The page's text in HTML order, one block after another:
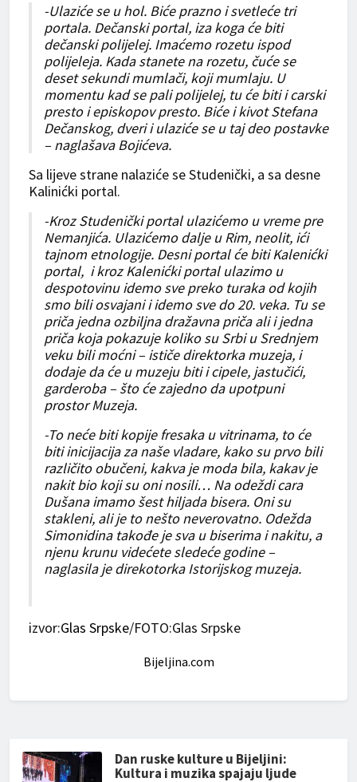
-Ulaziće se u hol. Biće prazno i svetleće tri
portala. Dečanski portal, iza koga će biti
dečanski polijelej. Imaćemo rozetu ispod
polijeleja. Kada stanete na rozetu, čuće se
deset sekundi mumlači, koji mumlaju. U
momentu kad se pali polijelej, tu će biti i carski
presto i episkopov presto. Biće i kivot Stefana
Dečanskog, dveri i ulaziće se u taj deo postavke
– naglašava Bojićeva.
Sa lijeve strane nalaziće se Studenički, a sa desne
Kalinićki portal.
-Kroz Studenički portal ulazićemo u vreme pre
Nemanjića. Ulazićemo dalje u Rim, neolit, ići
tajnom etnologije. Desni portal će biti Kalenićki
portal, i kroz Kalenićki portal ulazimo u
despotovinu idemo sve preko turaka od kojih
smo bili osvajani i idemo sve do 20. veka. Tu se
priča jedna ozbiljna dražavna priča ali i jedna
priča koja pokazuje koliko su Srbi u Srednjem
veku bili moćni – ističe direktorka muzeja, i
dodaje da će u muzeju biti i cipele, jastučići,
garderoba – što će zajedno da upotpuni
prostor Muzeja.
-To neće biti kopije fresaka u vitrinama, to će
biti inicijacija za naše vladare, kako su prvo bili
različito obučeni, kakva je moda bila, kakav je
nakit bio koji su oni nosili… Na odeždi cara
Dušana imamo šest hiljada bisera. Oni su
stakleni, ali je to nešto neverovatno. Odežda
Simonidina takođe je sva u biserima i nakitu, a
njenu krunu videćete sledeće godine –
naglasila je direkotorka Istorijskog muzeja.
izvor:Glas Srpske/FOTO:Glas Srpske
Bijeljina.com
Dan ruske kulture u Bijeljini:
Kultura i muzika spajaju ljude